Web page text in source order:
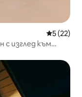
Средна
5 (22)
с изглед към